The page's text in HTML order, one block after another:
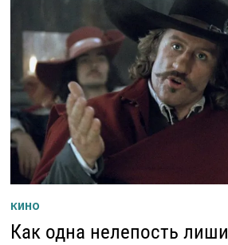
КИНО
Как одна нелепость